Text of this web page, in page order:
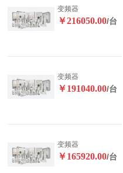
变频器
￥216050.00/台
变频器
￥191040.00/台
变频器
￥165920.00/台